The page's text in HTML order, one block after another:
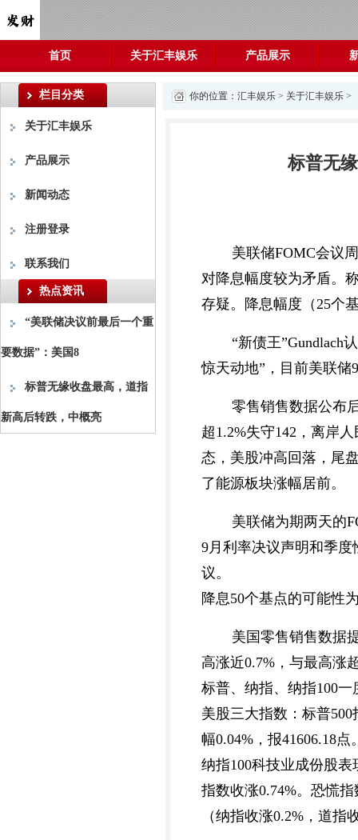
首页 关于汇丰娱乐 产品展示
栏目分类
关于汇丰娱乐
产品展示
新闻动态
注册登录
联系我们
热点资讯
“美联储决议前最后一个重
要数据”：美国8
标普无缘收盘最高，道指
新高后转跌，中概亮
你的位置： 汇丰娱乐 > 关于汇丰娱乐 >
标普无
美联储FOMC会议
对降息幅度较为矛盾。
存疑。降息幅度（25个
“新债王”Gundlach
惊天动地”，目前美联储
零售销售数据公布
超1.2%失守142，离岸
态，美股冲高回落，尾
了能源板块涨幅居前。
美联储为期两天的
9月利率决议声明和季
议。
降息50个基点的可能性
美国零售销售数据
高涨近0.7%，与最高涨
标普、纳指、纳指100
美股三大指数：标普
幅0.04%，报41606.18
纳指100科技业成份股
指数收涨0.74%。恐慌
（纳指收涨0.2%，道指